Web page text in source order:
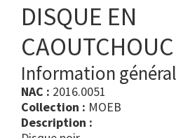
DISQUE EN
Information
NAC : 2016.0051
Collection : MOEB
Description :